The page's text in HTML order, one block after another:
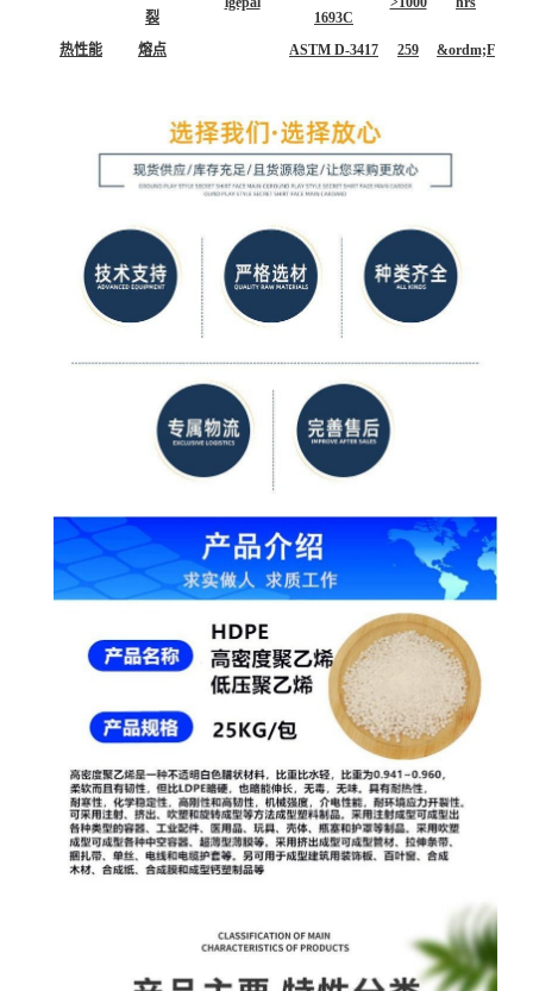
裂
1693C
热性能 熔点 ASTM D-3417 259 &ordm;F